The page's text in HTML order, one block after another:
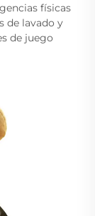
físicas
de lavado y
de juego